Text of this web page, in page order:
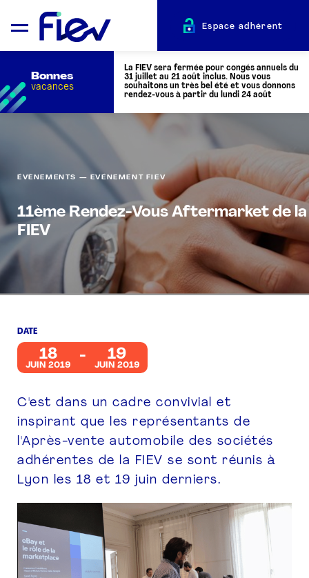
ADHÉRENTS
ACTUALITÉS
PRESSE
Espace adhérent
Bonnes
vacances
La FIEV sera fermée pour congés annuels du
31 juillet au 21 août inclus. Nous vous
souhaitons un très bel été et vous donnons
rendez-vous à partir du lundi 24 août
ÉVÈNEMENTS — EVÉNEMENT FIEV
11ème Rendez-Vous Aftermarket de la
FIEV
DATE
18
JUIN 2019
19
JUIN 2019
C'est dans un cadre convivial et
inspirant que les représentants de
l'Après-vente automobile des sociétés
adhérentes de la FIEV se sont réunis à
Lyon les 18 et 19 juin derniers.